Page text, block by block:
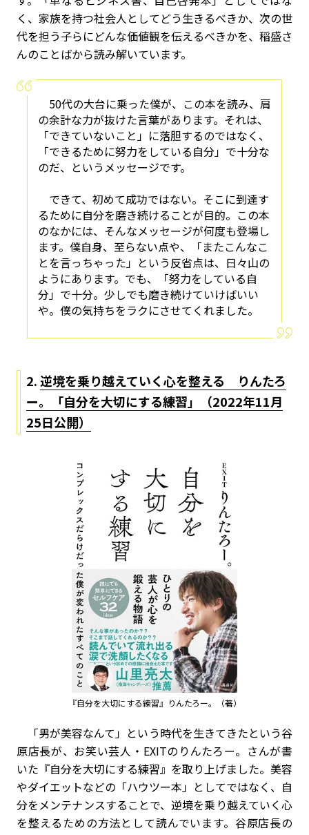
く、家族を持つ社会人としてどう生きるべきか、次の世
代を担う子らにどんな価値観を伝えるべきかを、稲盛さ
んのことばから読み解いています。
50代の大台に乗った僕が、この本を読み、肩
の余計な力が抜けた言葉があります。それは、
「できていないこと」に落胆するのではなく、
「できるために努力をしている自分」で十分な
のだ、というメッセージです。
できて、初めて成功ではない。そこに到達す
るために自分を磨き続けることが目的。この本
のなかには、そんなメッセージが何度も登場し
ます。僕自身、至らない点や、「またこんなこ
とを言っちゃった」という反省点は、日々山の
ようにあります。でも、「努力をしている自
分」で十分。少しでも磨き続けていけばいい
や。僕の気持ちをラクにさせてくれました。
2.逆境を乗り越えていく心を整える りんたろ
ー。「自分を大切にする練習」（2022年11月
25日公開）
『自分を大切にする練習』りんたろー。（著）
「男が美容なんて」という時代を生きてきたという谷
原店長が、お笑い芸人・EXITのりんたろー。さんが書
いた『自分を大切にする練習』を取り上げました。美容
やダイエットなどの「ハウツー本」としてではなく、自
分をメンテナンスすることで、逆境を乗り越えていく心
を整えるための方法として読んでいます。谷原店長の